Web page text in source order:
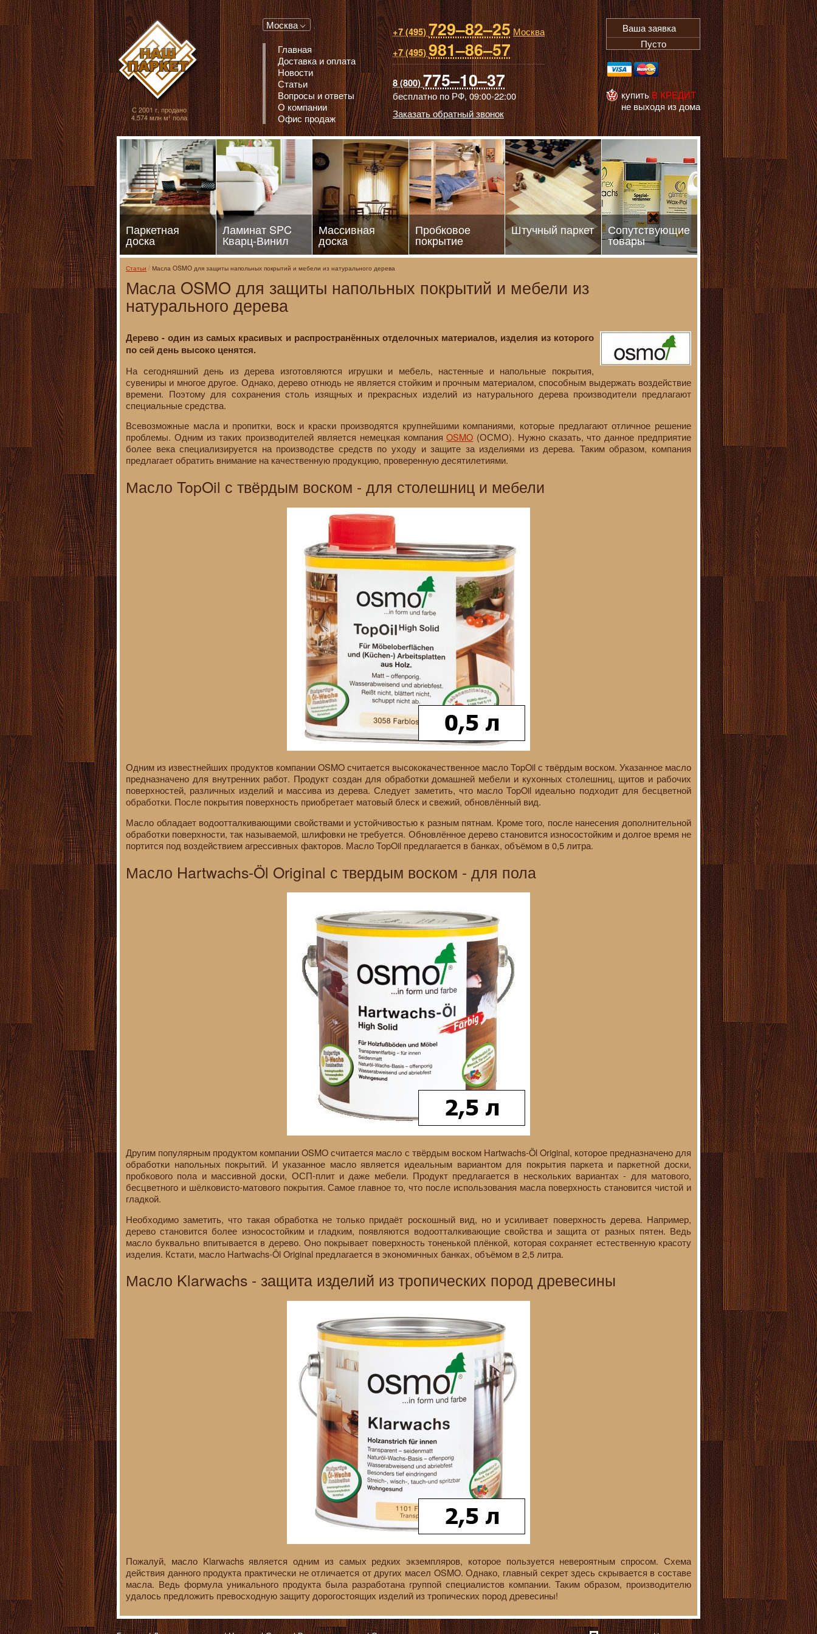
Паркет, Штучный паркет, Массивная доска, Ламинированный паркет
С 2001 г. продано
4.574 млн м² пола
Москва
Главная
Доставка и оплата
Новости
Статьи
Вопросы и ответы
О компании
Офис продаж
+7 (495)729–82–25 Москва
+7 (495)981–86–57
8 (800)775–10–37
бесплатно по РФ,09:00-22:00
Заказать обратный звонок
Ваша заявка
Пусто
купитьВ КРЕДИТ
не выходя из дома
Паркетная
доска
Ламинат SPC
Кварц-Винил
Массивная
доска
Пробковое
покрытие
Штучный паркет Сопутствующие
товары
Статьи Масла OSMO для защиты напольных покрытий и мебели из натурального дерева
Масла OSMO для защиты напольных покрытий и мебели из
натурального дерева
Дерево - один из самых красивых и распространённых отделочных материалов, изделия из которого
по сей день высоко ценятся.
На сегодняшний день из дерева изготовляются игрушки и мебель, настенные и напольные покрытия,
сувениры и многое другое. Однако, дерево отнюдь не является стойким и прочным материалом, способным выдержать воздействие
времени. Поэтому для сохранения столь изящных и прекрасных изделий из натурального дерева производители предлагают
специальные средства.
Всевозможные масла и пропитки, воск и краски производятся крупнейшими компаниями, которые предлагают отличное решение
проблемы. Одним из таких производителей является немецкая компанияOSMO (ОСМО). Нужно сказать, что данное предприятие
более века специализируется на производстве средств по уходу и защите за изделиями из дерева. Таким образом, компания
предлагает обратить внимание на качественную продукцию, проверенную десятилетиями.
Масло TopOil с твёрдым воском - для столешниц и мебели
Одним из известнейших продуктов компании OSMO считается высококачественное масло TopOil с твёрдым воском. Указанное масло
предназначено для внутренних работ. Продукт создан для обработки домашней мебели и кухонных столешниц, щитов и рабочих
поверхностей, различных изделий и массива из дерева. Следует заметить, что масло TopOil идеально подходит для бесцветной
обработки. После покрытия поверхность приобретает матовый блеск и свежий, обновлённый вид.
Масло обладает водоотталкивающими свойствами и устойчивостью к разным пятнам. Кроме того, после нанесения дополнительной
обработки поверхности, так называемой, шлифовки не требуется. Обновлённое дерево становится износостойким и долгое время не
портится под воздействием агрессивных факторов. Масло TopOil предлагается в банках, объёмом в 0,5 литра.
Масло Hartwachs-Öl Original с твердым воском - для пола
Другим популярным продуктом компании OSMO считается масло с твёрдым воском Hartwachs-Öl Original, которое предназначено для
обработки напольных покрытий. И указанное масло является идеальным вариантом для покрытия паркета и паркетной доски,
пробкового пола и массивной доски, ОСП-плит и даже мебели. Продукт предлагается в нескольких вариантах - для матового,
бесцветного и шёлковисто-матового покрытия. Самое главное то, что после использования масла поверхность становится чистой и
гладкой.
Необходимо заметить, что такая обработка не только придаёт роскошный вид, но и усиливает поверхность дерева. Например,
дерево становится более износостойким и гладким, появляются водоотталкивающие свойства и защита от разных пятен. Ведь
масло буквально впитывается в дерево. Оно покрывает поверхность тоненькой плёнкой, которая сохраняет естественную красоту
изделия. Кстати, масло Hartwachs-Öl Original предлагается в экономичных банках, объёмом в 2,5 литра.
Масло Klarwachs - защита изделий из тропических пород древесины
Пожалуй, масло Klarwachs является одним из самых редких экземпляров, которое пользуется невероятным спросом. Схема
действия данного продукта практически не отличается от других масел OSMO. Однако, главный секрет здесь скрывается в составе
масла. Ведь формула уникального продукта была разработана группой специалистов компании. Таким образом, производителю
удалось предложить превосходную защиту дорогостоящих изделий из тропических пород древесины!